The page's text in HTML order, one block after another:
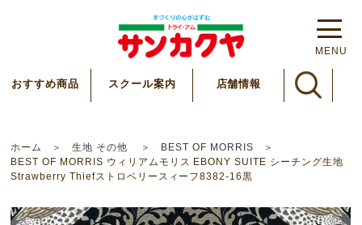
MENU
おすすめ商品 スクール案内 店舗情報
ホーム 生地 その他
BEST OF MORRIS
BEST OF MORRIS ウィリアムモリス EBONY SUITE シーチング生地
Strawberry Thiefストロベリースィーフ8382-16黒